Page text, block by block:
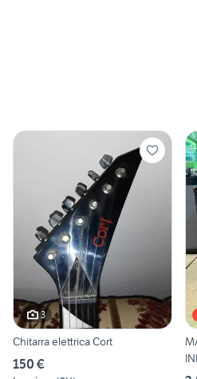
3
Chitarra elettrica Cort
150 €